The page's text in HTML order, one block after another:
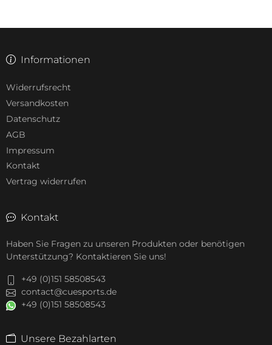
Informationen
Widerrufsrecht
Versandkosten
Datenschutz
AGB
Impressum
Kontakt
Vertrag widerrufen
Kontakt
Haben Sie Fragen zu unseren Produkten oder benötigen
Unterstützung? Kontaktieren Sie uns!
+49 (0)151 58508543
contact@cuesports.de
+49 (0)151 58508543
Unsere Bezahlarten